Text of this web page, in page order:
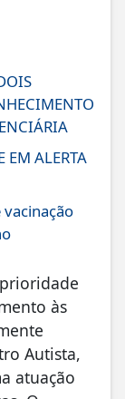
EM ALERTA
às
Autista,
atuação